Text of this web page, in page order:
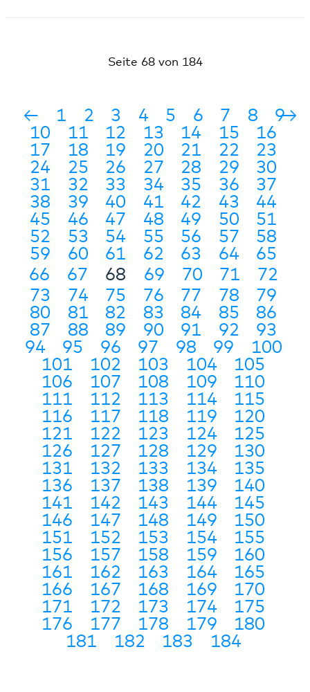
Seite 68 von 184
← 1 2 3 4 5 6 7 8
9
10
11 12 13 14 15
16
17
18 19 20 21 22
23
24
25 26 27 28 29
30
31
32 33 34 35 36
37
38
39 40 41 42 43
44
45
46 47 48 49 50
51
52
53 54 55 56 57
58
59
60 61 62 63 64
65
66
67 68 69 70 71
72
73
74 75 76 77 78
79
80
81 82 83 84 85
86
87
88 89 90 91 92
93
94
95 96 97 98 99
100
101
102 103 104
105
106
107 108 109
110
111
112 113 114
115
116
117 118 119
120
121
122 123 124
125
126
127 128 129
130
131
132 133 134
135
136
137 138 139
140
141
142 143 144
145
146
147 148 149
150
151
152 153 154
155
156
157 158 159
160
161
162 163 164
165
166
167 168 169
170
171
172 173 174
175
176
177 178 179
180
181
182 183 184
→